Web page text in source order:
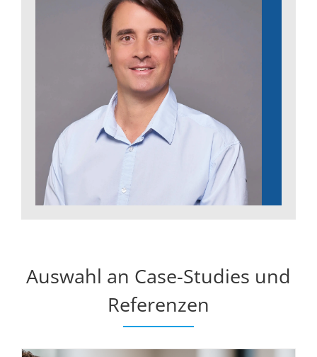
Auswahl an Case-Studies und
Referenzen